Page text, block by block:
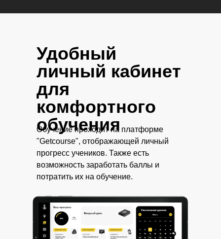
Удобный
личный кабинет
для
комфортного
обучения
Обучение проходит на платформе
"Getcourse", отображающей личный
прогресс учеников. Также есть
возможность заработать баллы и
потратить их на обучение.